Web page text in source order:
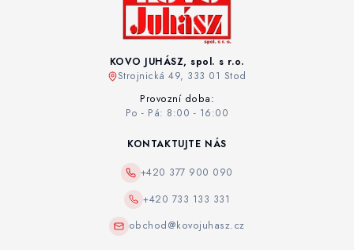
KOVO JUHÁSZ, spol. s r.o.
Strojnická 49, 333 01 Stod
Provozní doba:
Po - Pá: 8:00 - 16:00
KONTAKTUJTE NÁS
+420 377 900 090
+420 733 133 331
obchod@kovojuhasz.cz